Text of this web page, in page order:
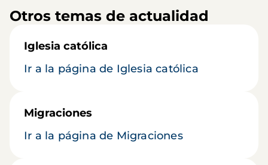
Otros temas de actualidad
Iglesia católica
Ir a la página de Iglesia católica
Migraciones
Ir a la página de Migraciones